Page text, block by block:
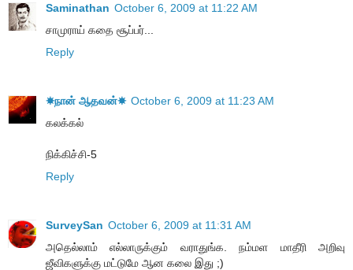
Saminathan October 6, 2009 at 11:22 AM
சாமுராய் கதை சூப்பர்...
Reply
☀நான் ஆதவன்☀ October 6, 2009 at 11:23 AM
கலக்கல்
நிக்கிச்சி-5
Reply
SurveySan October 6, 2009 at 11:31 AM
அதெல்லாம் எல்லாருக்கும் வராதுங்க. நம்மள மாதீரி அறிவு
ஜீவிகளுக்கு மட்டுமே ஆன கலை இது ;)